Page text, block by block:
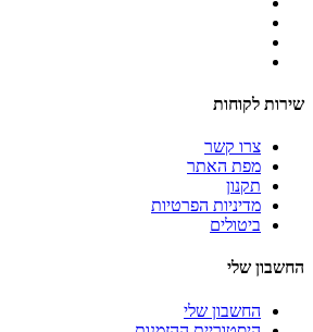
שירות לקוחות
צרו קשר
מפת האתר
תקנון
מדיניות הפרטיות
ביטולים
החשבון שלי
החשבון שלי